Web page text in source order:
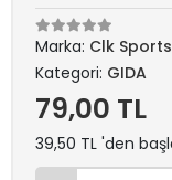
Marka: Clk Sports
Kategori: GIDA
79,00 TL
39,50 TL 'den